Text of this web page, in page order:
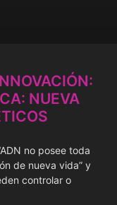
NUEVA
no posee toda
de nueva vida” y
controlar o